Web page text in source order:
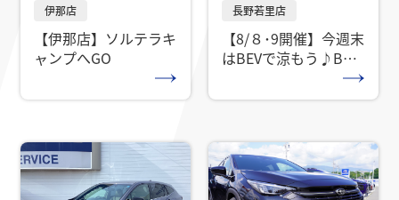
【伊那店】ソルテラキ
ャンプへGO
【8/８･9開催】今週末
はBEVで涼もう♪BEV